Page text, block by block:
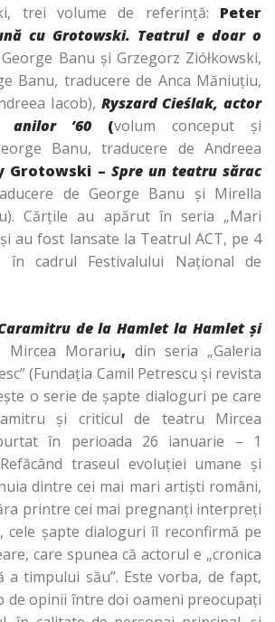
trei volume de referinţă: Peter
cu Grotowski. Teatrul e doar o
Banu şi Grzegorz Ziółkowski,
Banu, traducere de Anca Măniuţiu,
Iacob), Ryszard Cieślak, actor
anilor ’60 (volum conceput şi
Banu, traducere de Andreea
Grotowski – Spre un teatru sărac
de George Banu şi Mirella
Cărţile au apărut în seria „Mari
au fost lansate la Teatrul ACT, pe 4
în cadrul Festivalului Naţional de
de la Hamlet la Hamlet şi
Mircea Morariu, din seria „Galeria
(Fundaţia Camil Petrescu şi revista
o serie de şapte dialoguri pe care
şi criticul de teatru Mircea
în perioada 26 ianuarie – 1
traseul evoluţiei umane şi
dintre cei mai mari artişti români,
printre cei mai pregnanţi interpreţi
cele şapte dialoguri îl reconfirmă pe
care spunea că actorul e „cronica
a timpului său”. Este vorba, de fapt,
de opinii între doi oameni preocupaţi